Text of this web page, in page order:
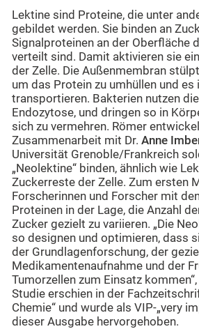
Lektine sind Proteine, die unter
gebildet werden. Sie binden an
Signalproteinen an der Oberfläche
verteilt sind. Damit aktivieren sie
der Zelle. Die Außenmembran
um das Protein zu umhüllen und es
transportieren. Bakterien nutzen
Endozytose, und dringen so in
sich zu vermehren. Römer
Zusammenarbeit mit Dr. Anne
Universität Grenoble/Frankreich
„Neolektine“ binden, ähnlich wie
Zuckerreste der Zelle. Zum ersten
Forscherinnen und Forscher mit
Proteinen in der Lage, die Anzahl
Zucker gezielt zu variieren. „Die
so designen und optimieren, dass
der Grundlagenforschung, der
Medikamentenaufnahme und der
Tumorzellen zum Einsatz
Studie erschien in der
Chemie“ und wurde als VIP-„very
dieser Ausgabe hervorgehoben.